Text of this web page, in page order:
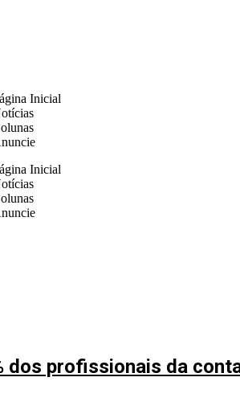
Inicial
Inicial
dos profissionais da